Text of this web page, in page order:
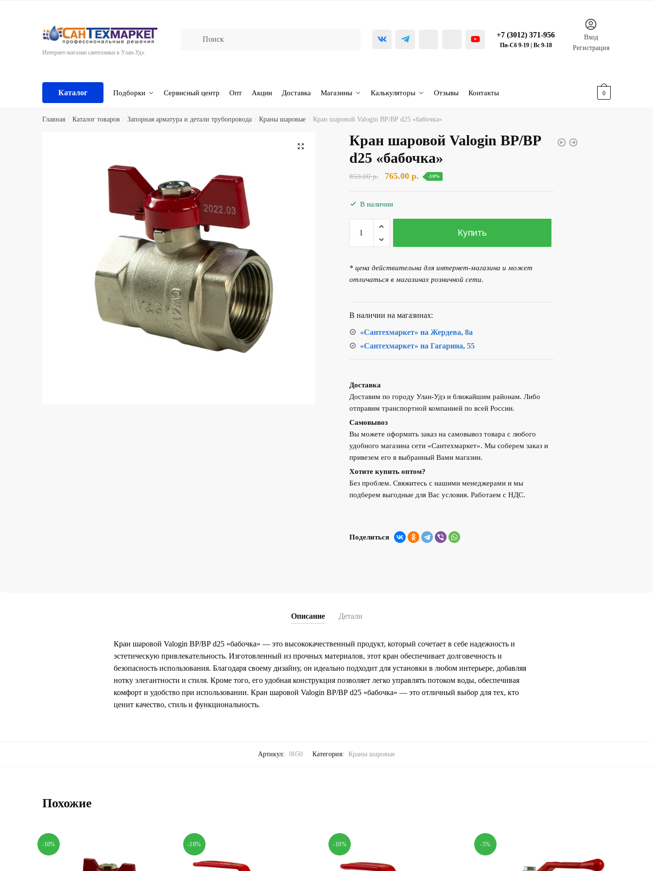
Интернет-магазин сантехники в Улан-Удэ.
+7 (3012) 371-956
Пн-Сб 9-19 | Вс 9-18
Вход
Регистрация
Каталог Подборки Сервисный центр Опт Акции Доставка Магазины Калькуляторы Отзывы Контакты 0
Главная Каталог товаров Запорная арматура и детали трубопровода Краны шаровые Кран шаровой Valogin ВР/ВР d25 «бабочка»
🔍
Кран шаровой Valogin ВР/ВР
d25 «бабочка»
850.00р.
Первоначальная
составляла
850.00 р..
765.00 р.Текущая
-10%
В наличии
Количество
товара
Кран
Valogin
Купить
* цена действительна для интернет-магазина и может
отличаться в магазинах розничной сети.
В наличии на магазинах:
«Сантехмаркет» на Жердева, 8а
«Сантехмаркет» на Гагарина, 55
Доставка
Доставим по городу Улан-Удэ и ближайшим районам. Либо
отправим транспортной компанией по всей России.
Самовывоз
Вы можете оформить заказ на самовывоз товара с любого
удобного магазина сети «Сантехмаркет». Мы соберем заказ и
привезем его в выбранный Вами магазин.
Хотите купить оптом?
Без проблем. Свяжитесь с нашими менеджерами и мы
подберем выгодные для Вас условия. Работаем с НДС.
Поделиться
Описание Детали
Кран шаровой Valogin ВР/ВР d25 «бабочка» — это высококачественный продукт, который сочетает в себе надежность и
эстетическую привлекательность. Изготовленный из прочных материалов, этот кран обеспечивает долговечность и
безопасность использования. Благодаря своему дизайну, он идеально подходит для установки в любом интерьере, добавляя
нотку элегантности и стиля. Кроме того, его удобная конструкция позволяет легко управлять потоком воды, обеспечивая
комфорт и удобство при использовании. Кран шаровой Valogin ВР/ВР d25 «бабочка» — это отличный выбор для тех, кто
ценит качество, стиль и функциональность.
Артикул: 0050 Категория: Краны шаровые
Похожие
-10% -10% -10% -5%